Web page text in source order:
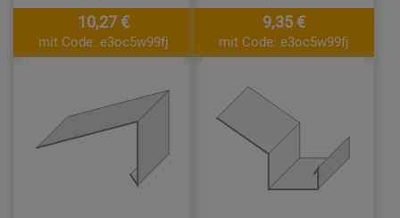
10,27 €
mit Code: e3oc5w99fj
9,35 €
mit Code: e3oc5w99fj